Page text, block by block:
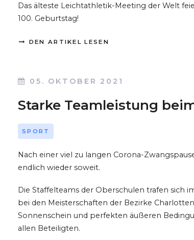
Das älteste Leichtathletik-Meeting der Welt
100. Geburtstag!
DEN ARTIKEL LESEN
05. OKTOBER 2021
Starke Teamleistung
SPORT
Nach einer viel zu langen Corona-
endlich wieder soweit.
Die Staffelteams der Oberschulen trafen sich
bei den Meisterschaften der Bezirke
Sonnenschein und perfekten äußeren
allen Beteiligten.